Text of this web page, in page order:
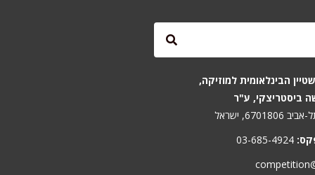
הבינלאומית למוזיקה,
ביסטריצקי, ע"ר
03-685-4924